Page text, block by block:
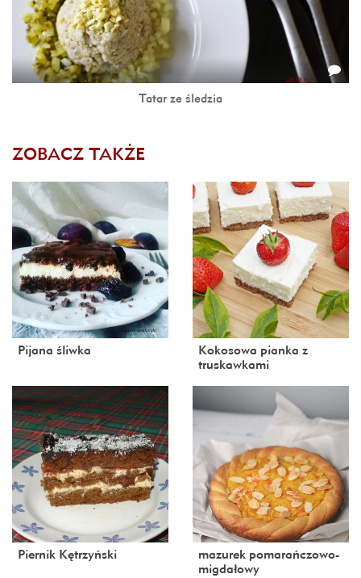
Tatar ze śledzia
ZOBACZ TAKŻE
Pijana śliwka
Kokosowa pianka z
truskawkami
Piernik Kętrzyński
mazurek pomarańczowo-
migdałowy